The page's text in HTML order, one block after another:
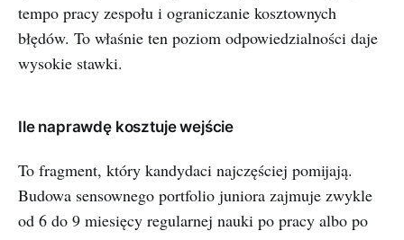
tempo pracy zespołu i ograniczanie kosztownych
błędów. To właśnie ten poziom odpowiedzialności daje
wysokie stawki.
Ile naprawdę kosztuje wejście
To fragment, który kandydaci najczęściej pomijają.
Budowa sensownego portfolio juniora zajmuje zwykle
od 6 do 9 miesięcy regularnej nauki po pracy albo po